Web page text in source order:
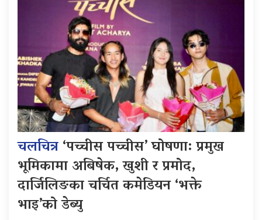
चलचित्र‘पच्चीस पच्चीस’ घोषणा: प्रमुख
भूमिकामा अबिषेक, खुशी र प्रमोद,
दार्जिलिङका चर्चित कमेडियन ‘भक्ते
भाइ’को डेब्यु